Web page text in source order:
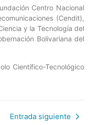
Centro Nacional
(Cendit),
y la Tecnología del
Bolivariana del
Científico-Tecnológico
Entrada siguiente